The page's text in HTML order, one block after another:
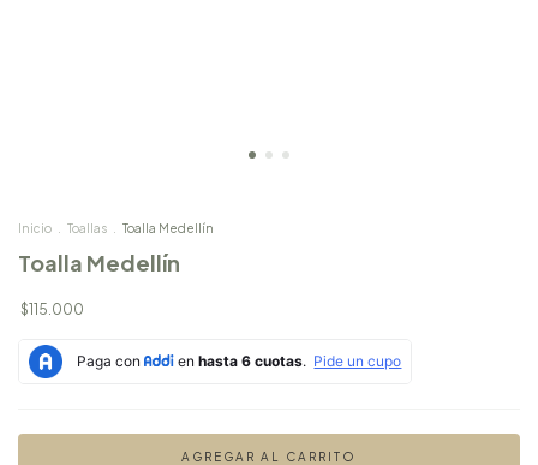
Inicio Toallas Toalla Medellín
Toalla Medellín
$115.000